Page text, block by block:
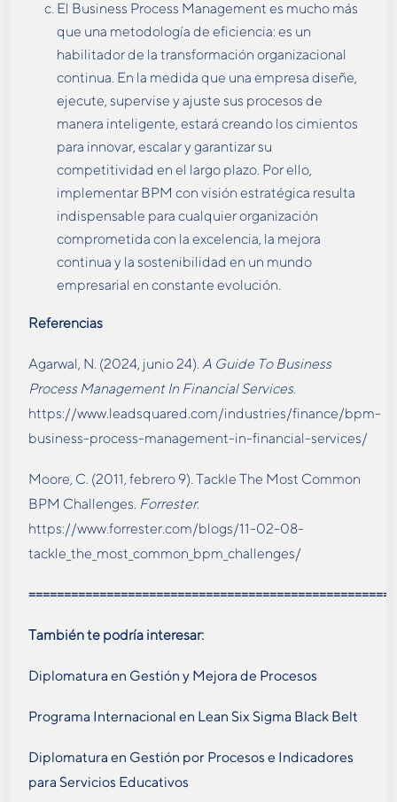
El Business Process Management es mucho más
que una metodología de eficiencia: es un
habilitador de la transformación organizacional
continua. En la medida que una empresa diseñe,
ejecute, supervise y ajuste sus procesos de
manera inteligente, estará creando los cimientos
para innovar, escalar y garantizar su
competitividad en el largo plazo​. Por ello,
implementar BPM con visión estratégica resulta
indispensable para cualquier organización
comprometida con la excelencia, la mejora
continua y la sostenibilidad en un mundo
empresarial en constante evolución.
Referencias
Agarwal, N. (2024, junio 24). A Guide To Business
Process Management In Financial Services.
https://www.leadsquared.com/industries/finance/bpm-
business-process-management-in-financial-services/
Moore, C. (2011, febrero 9). Tackle The Most Common
BPM Challenges. Forrester.
https://www.forrester.com/blogs/11-02-08-
tackle_the_most_common_bpm_challenges/
También te podría interesar:
Diplomatura en Gestión y Mejora de Procesos
Programa Internacional en Lean Six Sigma Black Belt
Diplomatura en Gestión por Procesos e Indicadores
para Servicios Educativos